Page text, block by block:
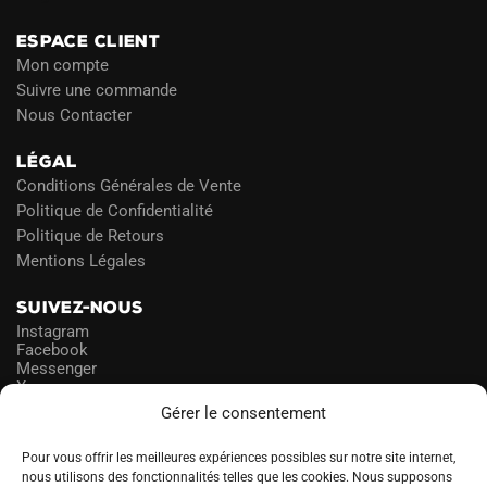
Gérer le consentement
Pour vous offrir les meilleures expériences possibles sur notre site internet,
nous utilisons des fonctionnalités telles que les cookies. Nous supposons
ESPACE CLIENT
Mon compte
Suivre une commande
Nous Contacter
LÉGAL
Conditions Générales de Vente
Politique de Confidentialité
Politique de Retours
Mentions Légales
SUIVEZ-NOUS
Instagram
Facebook
Messenger
X